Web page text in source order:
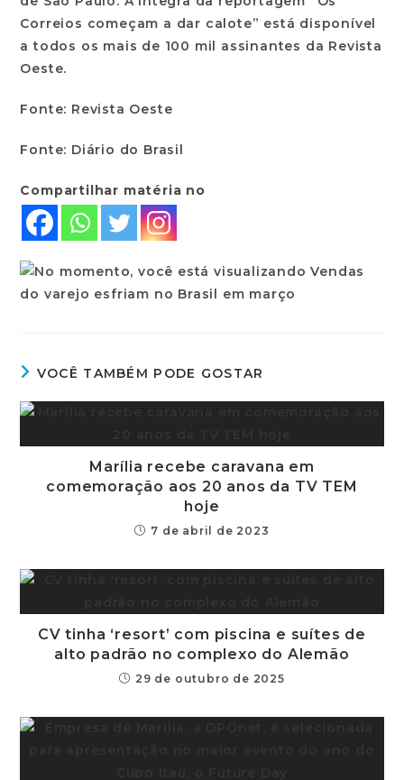
Correios começam a dar calote” está disponível
a todos os mais de 100 mil assinantes da Revista
Oeste.
Fonte: Revista Oeste
Fonte: Diário do Brasil
Compartilhar matéria no
VOCÊ TAMBÉM PODE GOSTAR
Marília recebe caravana em
comemoração aos 20 anos da TV TEM
hoje
7 de abril de 2023
CV tinha ‘resort’ com piscina e suítes de
alto padrão no complexo do Alemão
29 de outubro de 2025